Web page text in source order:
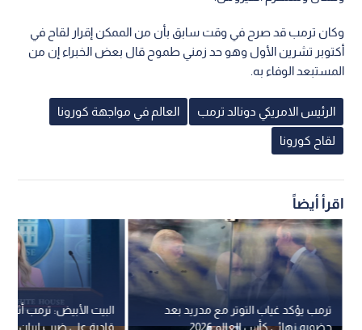
وكان ترمب قد صرح في وقت سابق بأن من الممكن إقرار لقاح في
أكتوبر تشرين الأول وهو حد زمني طموح قال بعض الخبراء إن من
المستبعد الوفاء به.
الرئيس الامريكي دونالد ترمب العالم في مواجهة كورونا
لقاح كورونا
اقرأ أيضاً
البيت الأبيض: ترمب
قادرة على ضرب إيران
ترمب يؤكد غياب التوتر مع مدريد بعد
حضوره نهائي كأس العالم 2026